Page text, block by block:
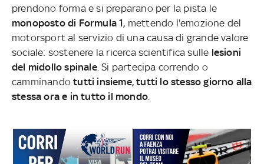
prendono forma e si preparano per la pista le
monoposto di Formula 1, mettendo l'emozione del
motorsport al servizio di una causa di grande valore
sociale: sostenere la ricerca scientifica sulle lesioni
del midollo spinale. Si partecipa correndo o
camminandotutti insieme, tutti lo stesso giorno alla
stessa ora e in tutto il mondo